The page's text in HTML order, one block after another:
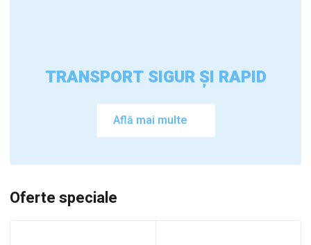
TRANSPORT SIGUR ȘI RAPID
Află mai multe
Oferte speciale